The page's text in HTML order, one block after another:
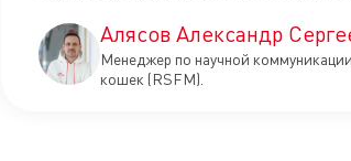
Алясов Александр
Менеджер по научной
кошек (RSFM).